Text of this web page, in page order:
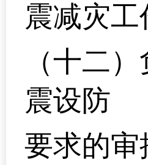
震减灾工
（十二
震设防
要求的